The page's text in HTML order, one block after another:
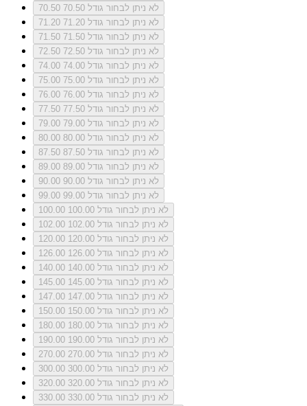
70.50
לא ניתן לבחור גודל 70.50
71.20
לא ניתן לבחור גודל 71.20
71.50
לא ניתן לבחור גודל 71.50
72.50
לא ניתן לבחור גודל 72.50
74.00
לא ניתן לבחור גודל 74.00
75.00
לא ניתן לבחור גודל 75.00
76.00
לא ניתן לבחור גודל 76.00
77.50
לא ניתן לבחור גודל 77.50
79.00
לא ניתן לבחור גודל 79.00
80.00
לא ניתן לבחור גודל 80.00
87.50
לא ניתן לבחור גודל 87.50
89.00
לא ניתן לבחור גודל 89.00
90.00
לא ניתן לבחור גודל 90.00
99.00
לא ניתן לבחור גודל 99.00
100.00
לא ניתן לבחור גודל 100.00
102.00
לא ניתן לבחור גודל 102.00
120.00
לא ניתן לבחור גודל 120.00
126.00
לא ניתן לבחור גודל 126.00
140.00
לא ניתן לבחור גודל 140.00
145.00
לא ניתן לבחור גודל 145.00
147.00
לא ניתן לבחור גודל 147.00
150.00
לא ניתן לבחור גודל 150.00
180.00
לא ניתן לבחור גודל 180.00
190.00
לא ניתן לבחור גודל 190.00
270.00
לא ניתן לבחור גודל 270.00
300.00
לא ניתן לבחור גודל 300.00
320.00
לא ניתן לבחור גודל 320.00
330.00
לא ניתן לבחור גודל 330.00